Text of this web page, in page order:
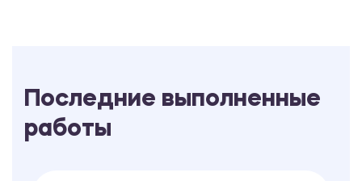
Последние выполненные
работы